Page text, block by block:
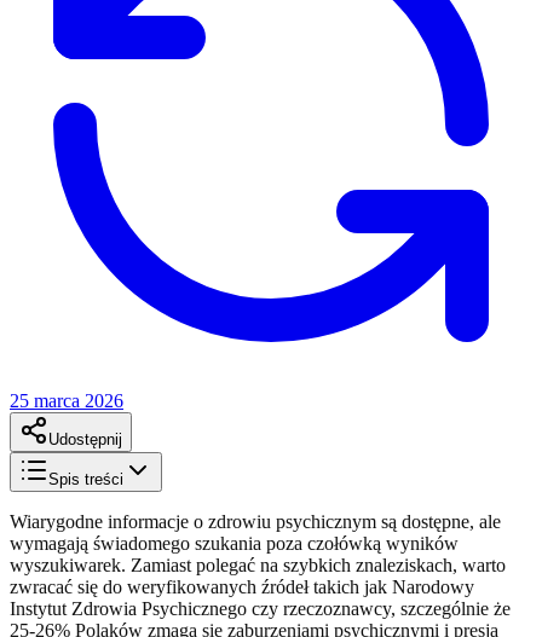
25 marca 2026
Udostępnij
Spis treści
Wiarygodne informacje o zdrowiu psychicznym są dostępne, ale
wymagają świadomego szukania poza czołówką wyników
wyszukiwarek. Zamiast polegać na szybkich znaleziskach, warto
zwracać się do weryfikowanych źródeł takich jak Narodowy
Instytut Zdrowia Psychicznego czy rzeczoznawcy, szczególnie że
25-26% Polaków zmaga się zaburzeniami psychicznymi i presja